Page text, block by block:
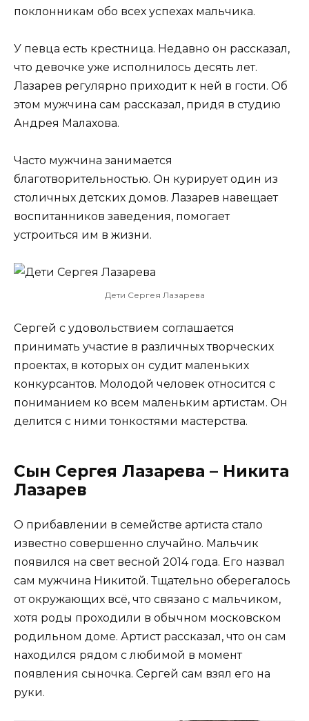
поклонникам обо всех успехах мальчика.
У певца есть крестница. Недавно он рассказал,
что девочке уже исполнилось десять лет.
Лазарев регулярно приходит к ней в гости. Об
этом мужчина сам рассказал, придя в студию
Андрея Малахова.
Часто мужчина занимается
благотворительностью. Он курирует один из
столичных детских домов. Лазарев навещает
воспитанников заведения, помогает
устроиться им в жизни.
Дети Сергея Лазарева
Сергей с удовольствием соглашается
принимать участие в различных творческих
проектах, в которых он судит маленьких
конкурсантов. Молодой человек относится с
пониманием ко всем маленьким артистам. Он
делится с ними тонкостями мастерства.
Сын Сергея Лазарева – Никита
Лазарев
О прибавлении в семействе артиста стало
известно совершенно случайно. Мальчик
появился на свет весной 2014 года. Его назвал
сам мужчина Никитой. Тщательно оберегалось
от окружающих всё, что связано с мальчиком,
хотя роды проходили в обычном московском
родильном доме. Артист рассказал, что он сам
находился рядом с любимой в момент
появления сыночка. Сергей сам взял его на
руки.